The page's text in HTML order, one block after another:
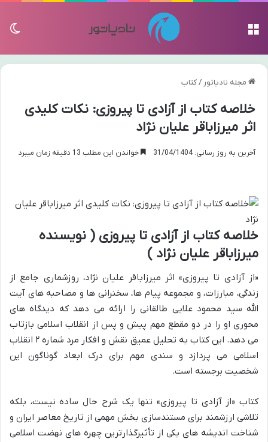
مجله نادیاتور /کتاب
خلاصه کتاب از آزادی تا پیروزی: نکات کلیدی
اثر میرزاباقر علیان نژاد
آخرین به روز رسانی: 31/04/1404 خواندن این مطلب 13 دقیقه زمان میبرد
خلاصه کتاب از آزادی تا پیروزی ( نویسنده
میرزاباقر علیان نژاد )
«از آزادی تا پیروزی» اثر میرزاباقر علیان نژاد، روزشماری جامع از
زندگی، مبارزات، و مجموعه پیام ها، سخنرانی ها و مصاحبه های آیت
الله سید محمود علایی طالقانی را ارائه می دهد که دیدگاه های
محوری او را در دو مقطع مهم پیش و پس از انقلاب اسلامی بازتاب
می دهد. این کتاب به تحلیل عمیق نقش و افکار مرد شماره ۲ انقلاب
اسلامی می پردازد و سندی مهم برای درک ابعاد گوناگون این
شخصیت برجسته است.
کتاب «از آزادی تا پیروزی» تنها یک شرح حال ساده نیست، بلکه
تلاشی ارزشمند برای مستندسازی بخش مهمی از تاریخ معاصر ایران و
شناخت اندیشه های یکی از تأثیرگذارترین چهره های نهضت اسلامی